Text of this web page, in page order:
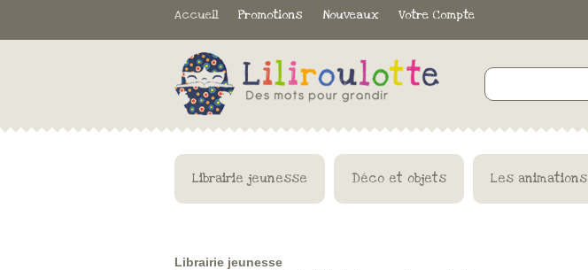
Accueil Promotions Nouveaux Votre Compte
Librairie jeunesse Déco et objets Les animations
Librairie jeunesse